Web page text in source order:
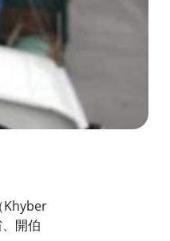
Khyber
開伯